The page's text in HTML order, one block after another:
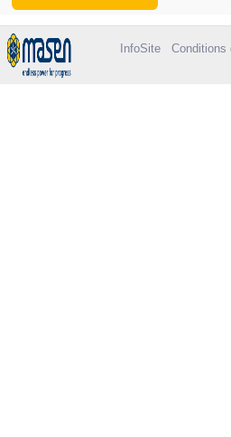
InfoSite Conditions